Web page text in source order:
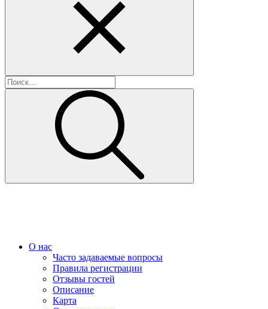
О нас
Часто задаваемые вопросы
Правила регистрации
Отзывы гостей
Описание
Карта